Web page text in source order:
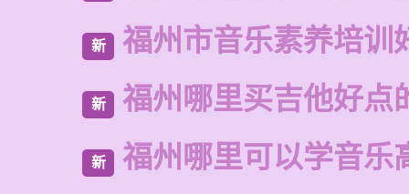
新 福州市音乐素养培训
新 福州哪里买吉他好点
新 福州哪里可以学音乐